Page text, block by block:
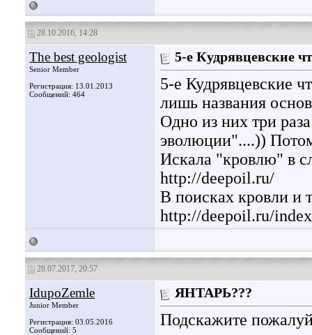
28.10.2016, 14:28
The best geologist
Senior Member
Регистрация: 13.01.2013
Сообщений: 464
5-е Кудрявцевские
5-е Кудрявцевские
лишь названия
Одно из них три
эволюции"....))
Искала "кровлю" в
http://deepoil.ru/
В поисках кровли и
http://deepoil.ru/
28.07.2017, 20:57
IdupoZemle
Junior Member
Регистрация: 03.05.2016
Сообщений: 5
ЯНТАРЬ???
Подскажите